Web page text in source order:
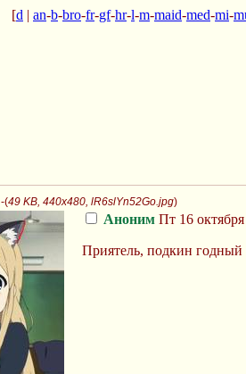
[d | an-b-bro-fr-gf-hr-l-m-maid-med-mi-
-(49 KB, 440x480, lR6slYn52Go.jpg)
Аноним Пт 16
Приятель, подкин годный